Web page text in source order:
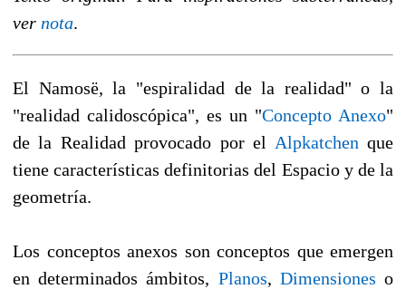
ver nota.
El Namosë, la "espiralidad de la realidad" o la
"realidad calidoscópica", es un "Concepto Anexo"
de la Realidad provocado por el Alpkatchen que
tiene características definitorias del Espacio y de la
geometría.
Los conceptos anexos son conceptos que emergen
en determinados ámbitos, Planos, Dimensiones o